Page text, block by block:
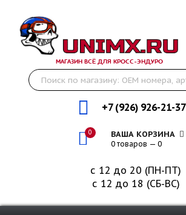
МАГАЗИН ВСЁ ДЛЯ КРОСС-ЭНДУРО
+7 (926) 926-21-37
0 ВАША КОРЗИНА
0 товаров — 0
с 12 до 20 (ПН-ПТ)
с 12 до 18 (СБ-ВС)